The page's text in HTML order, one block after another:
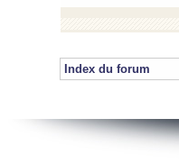
Index du forum